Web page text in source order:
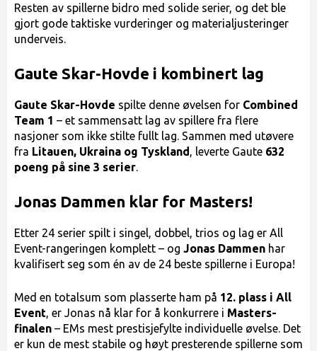
Resten av spillerne bidro med solide serier, og det ble
gjort gode taktiske vurderinger og materialjusteringer
underveis.
Gaute Skar-Hovde i kombinert lag
Gaute Skar-Hovde spilte denne øvelsen for Combined
Team 1 – et sammensatt lag av spillere fra flere
nasjoner som ikke stilte fullt lag. Sammen med utøvere
fra Litauen, Ukraina og Tyskland, leverte Gaute 632
poeng på sine 3 serier.
Jonas Dammen klar for Masters!
Etter 24 serier spilt i singel, dobbel, trios og lag er All
Event-rangeringen komplett – og Jonas Dammen har
kvalifisert seg som én av de 24 beste spillerne i Europa!
Med en totalsum som plasserte ham på 12. plass i All
Event, er Jonas nå klar for å konkurrere i Masters-
finalen – EMs mest prestisjefylte individuelle øvelse. Det
er kun de mest stabile og høyt presterende spillerne som